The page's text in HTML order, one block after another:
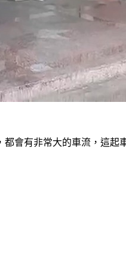
會有非常大的車流，這起